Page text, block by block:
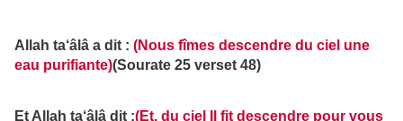
Allah ta‘âlâ a dit : (Nous fîmes descendre du ciel une
eau purifiante)(Sourate 25 verset 48)
Et Allah ta‘âlâ dit :(Et, du ciel Il fit descendre pour vous